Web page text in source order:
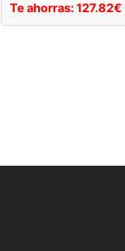
Te ahorras:127.82€